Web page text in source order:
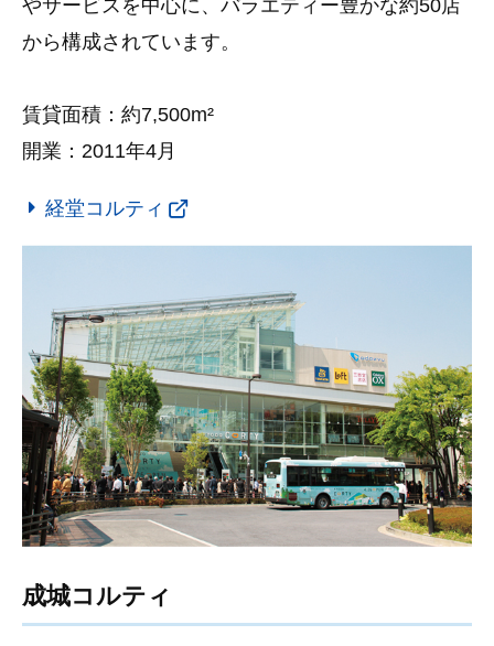
やサービスを中心に、バラエティー豊かな約50店
から構成されています。
賃貸面積：約7,500m²
開業：2011年4月
経堂コルティ
成城コルティ